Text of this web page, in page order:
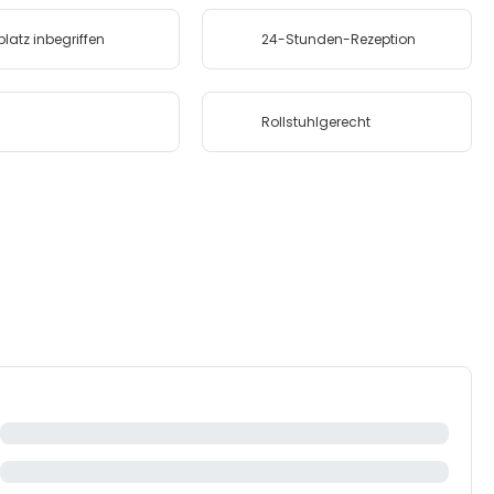
inbegriffen 24-Stunden-Rezeption
Rollstuhlgerecht